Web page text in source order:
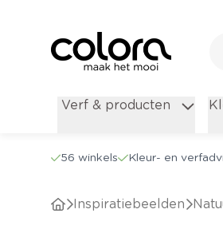
Verf & producten
56 winkels Kleur- en
Inspiratiebeelden